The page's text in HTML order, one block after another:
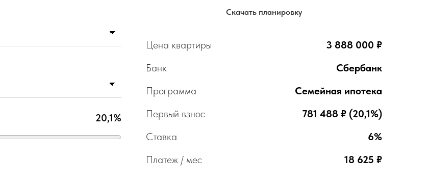
20,1%
Скачать планировку
Цена квартиры
3 888 000 ₽
Банк
Сбербанк
Программа
Семейная ипотека
Первый взнос
781 488 ₽ (20,1%)
Ставка
6%
Платеж / мес
18 625 ₽